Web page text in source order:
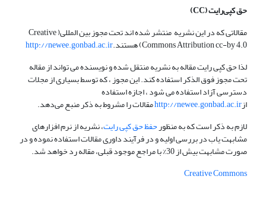
حق کپی‌رایت(CC)
مقالاتی که در این نشریه منتشر شده اند تحت مجوز بین المللی( Creative
Commons Attribution cc-by 4.0) هستند.
http://newee.gonbad.ac.ir
لذا حق کپی رایت مقاله به نشریه منتقل شده و نویسنده می تواند از مقاله
تحت مجوز فوق الذکر استفاده کند. این مجوز ، که توسط بسیاری از مجلات
دسترسی آزاد استفاده می شود ، اجازه استفاده
ازhttp://newee.gonbad.ac.irمقالات را مشروط به ذکر منبع می‌دهد.
لازم به ذکر است که به منظورحفظ حق کپی رایت، نشریه از نرم افزارهای
مشابهت یاب در بررسی اولیه و در فرآیند داوری مقالات استفاده نموده و در
صورت مشابهت بیش از 30% با مراجع موجود قبلی، مقاله رد خواهد شد.
Creative Commons